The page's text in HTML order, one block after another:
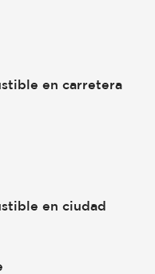
en carretera
en ciudad